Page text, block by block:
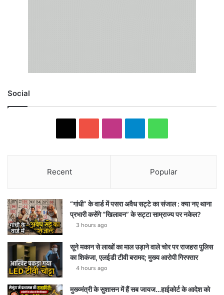
Social
Recent Popular
“गांधी” के वार्ड में पसरा अवैध सट्टे का संजाल : क्या नए थाना
प्रभारी कसेंगे “खिलावन” के सट्टा साम्राज्य पर नकेल?
3 hours ago
सूने मकान से लाखों का माल उड़ाने वाले चोर पर राजहरा पुलिस
का शिकंजा, एलईडी टीवी बरामद; मुख्य आरोपी गिरफ्तार
4 hours ago
मुख्य्मंत्री के सुशासन में हैं सब जायज…हाईकोर्ट के आदेश को